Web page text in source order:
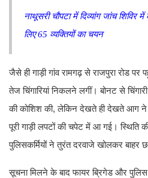
नाथूसरी चौपटा में दिव्यांग जांच
लिए 65 व्यक्तियों का चयन
जैसे ही गाड़ी गांव रामगढ़ से राजपुरा रोड
तेज चिंगारियां निकलने लगीं। बोनट से
की कोशिश की, लेकिन देखते ही देखते आग ने
पूरी गाड़ी लपटों की चपेट में आ गई। स्थिति
पुलिसकर्मियों ने तुरंत दरवाजे खोलकर बाहर
सूचना मिलने के बाद फायर ब्रिगेड और